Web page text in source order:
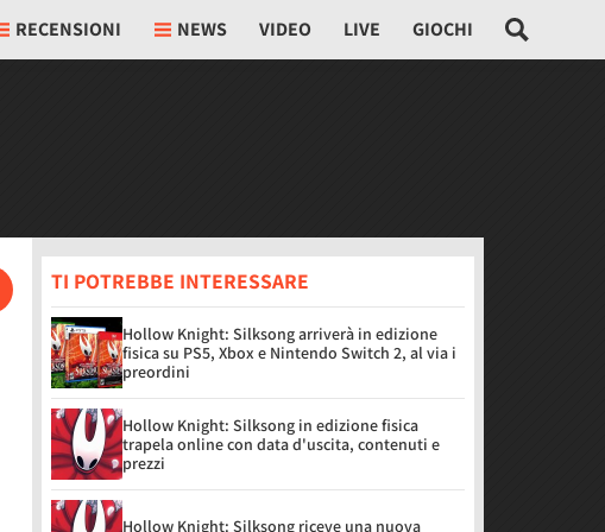
RECENSIONI NEWS VIDEO LIVE GIOCHI
TI POTREBBE INTERESSARE
Hollow Knight: Silksong arriverà in edizione
fisica su PS5, Xbox e Nintendo Switch 2, al via i
preordini
Hollow Knight: Silksong in edizione fisica
trapela online con data d'uscita, contenuti e
prezzi
Hollow Knight: Silksong riceve una nuova